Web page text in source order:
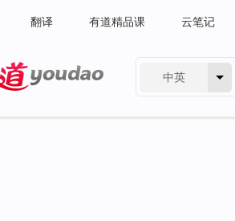
翻译 有道精品课 云笔记
中英